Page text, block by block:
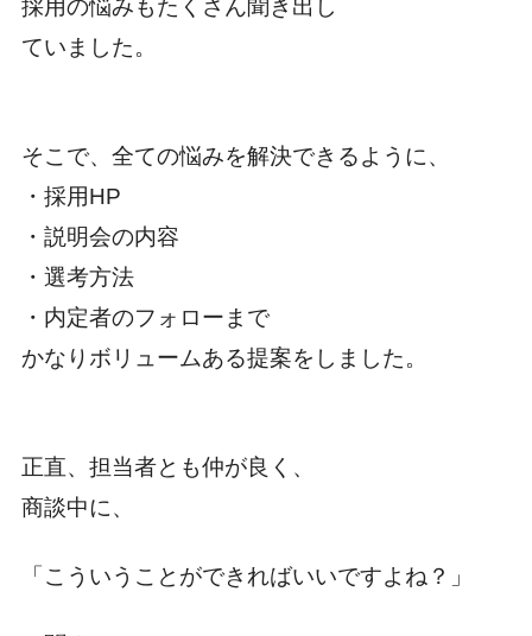
採用の悩みもたくさん聞き出し
ていました。
そこで、全ての悩みを解決できるように、
・採用HP
・説明会の内容
・選考方法
・内定者のフォローまで
かなりボリュームある提案をしました。
正直、担当者とも仲が良く、
商談中に、
「こういうことができればいいですよね？」